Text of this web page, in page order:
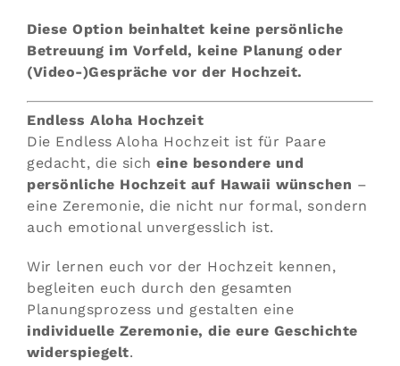
Diese Option beinhaltet keine persönliche
Betreuung im Vorfeld, keine Planung oder
(Video-)Gespräche vor der Hochzeit.
Endless Aloha Hochzeit
Die Endless Aloha Hochzeit ist für Paare
gedacht, die sich eine besondere und
persönliche Hochzeit auf Hawaii wünschen –
eine Zeremonie, die nicht nur formal, sondern
auch emotional unvergesslich ist.
Wir lernen euch vor der Hochzeit kennen,
begleiten euch durch den gesamten
Planungsprozess und gestalten eine
individuelle Zeremonie, die eure Geschichte
widerspiegelt.